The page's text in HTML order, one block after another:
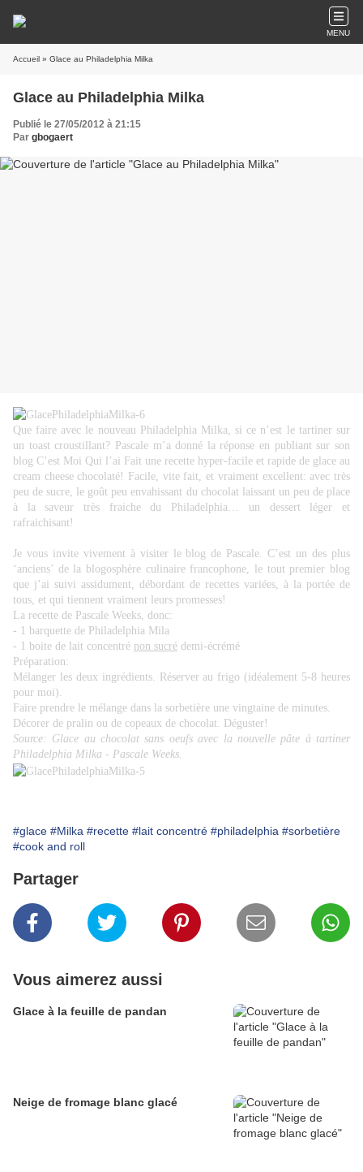
MENU
Accueil » Glace au Philadelphia Milka
Glace au Philadelphia Milka
Publié le 27/05/2012 à 21:15
Par gbogaert
Que faire avec le nouveau Philadelphia Milka, si ce n’est le tartiner sur
un toast croustillant? Pascalem’a donné la réponse en publiant sur son
blog C’est Moi Qui l’ai Fait une recette hyper-facile et rapide de glace au
cream cheese chocolaté! Facile, vite fait, et vraiment excellent: avec très
peu de sucre, le goût peu envahissant du chocolat laissant un peu de place
à la saveur très fraiche du Philadelphia… un dessert léger et
rafraichisant!
Je vous invite vivement à visiter le blog de Pascale. C’est un des plus
‘anciens’ de la blogosphère culinaire francophone, le tout premier blog
que j’ai suivi assidument, débordant de recettes variées, à la portée de
tous, et qui tiennent vraiment leurs promesses!
La recette de Pascale Weeks, donc:
- 1 barquette de Philadelphia Mila
- 1 boite de lait concentré non sucré demi-écrémé
Préparation:
Mélanger les deux ingrédients. Réserver au frigo (idéalement 5-8 heures
pour moi).
Faire prendre le mélange dans la sorbetière une vingtaine de minutes.
Décorer de pralin ou de copeaux de chocolat. Déguster!
Source: Glace au chocolat sans oeufs avec la nouvelle pâte à tartiner
Philadelphia Milka - Pascale Weeks.
#glace #Milka #recette #lait concentré #philadelphia #sorbetière
#cook and roll
Partager
Vous aimerez aussi
Glace à la feuille de pandan
Neige de fromage blanc glacé